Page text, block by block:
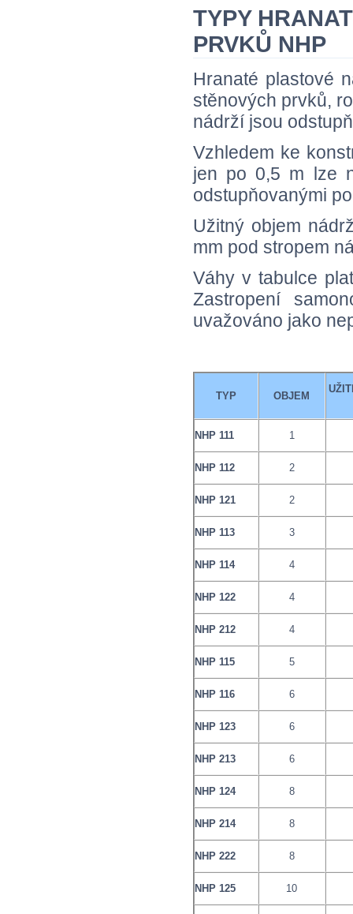
TYPY
PRVKŮ NHP
Hranaté plastové
stěnových prvků,
nádrží jsou
Vzhledem ke
jen po 0,5 m lze
odstupňovanými
Užitný objem
mm pod stropem
Váhy v tabulce
Zastropení
uvažováno jako
TYP OBJEM
NHP 111 1
NHP 112 2
NHP 121 2
NHP 113 3
NHP 114 4
NHP 122 4
NHP 212 4
NHP 115 5
NHP 116 6
NHP 123 6
NHP 213 6
NHP 124 8
NHP 214 8
NHP 222 8
NHP 125 10